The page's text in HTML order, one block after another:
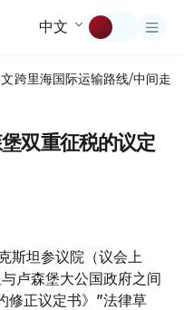
中文
跨里海国际运输路线/中间走廊
双重征税的议定
斯坦参议院（议会上
卢森堡大公国政府之间
修正议定书》”法律草